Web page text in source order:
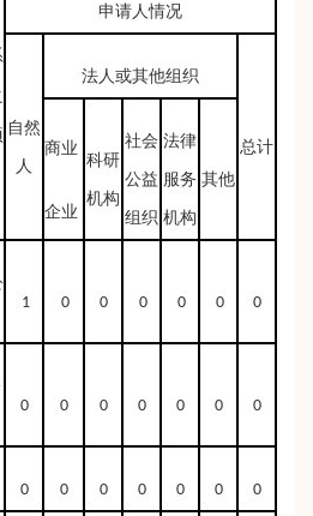
申请人情况
自然
人
法人或其他组织
总计
商业
企业
科研
机构
社会
公益
组织
法律
服务
机构
其他
1 0 0 0 0 0 0
0 0 0 0 0 0 0
0 0 0 0 0 0 0